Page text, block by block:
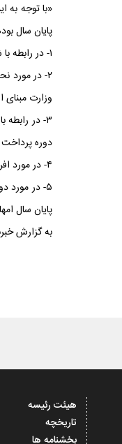
«با توجه به
پایان سال
۱- در رابطه با شمول یا عدم شمول تسهیلاتی که بخشی از سود آن بر عهده دولت است، مانند سایر تسهیلات امکان امهال وجود دارد و طبعا اذن در شیء اذن در لوازم آن خواهد بود.
وزارت
دوره
۴- در مورد افراد دارای چک برگشتی نیز کماکان مقررات مصوبه سی‌‌وسومین جلسه ستاد ملی مدیریت کرونا مبنی بر استثنا کردن چک‌های برگشتی مربوط به دوره کرونا (۱۳۹۸/۱۲/۰۱ به بعد) برقرار خواهد بود.
پایان سال
به گزارش
هیئت رئیسه
تاریخچه
بخشنامه ها